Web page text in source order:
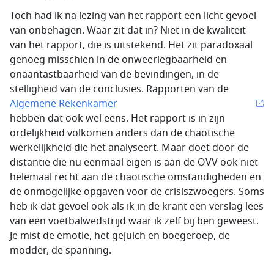
Toch had ik na lezing van het rapport een licht gevoel
van onbehagen. Waar zit dat in? Niet in de kwaliteit
van het rapport, die is uitstekend. Het zit paradoxaal
genoeg misschien in de onweerlegbaarheid en
onaantastbaarheid van de bevindingen, in de
stelligheid van de conclusies. Rapporten van de
Algemene Rekenkamer
hebben dat ook wel eens. Het rapport is in zijn
ordelijkheid volkomen anders dan de chaotische
werkelijkheid die het analyseert. Maar doet door de
distantie die nu eenmaal eigen is aan de OVV ook niet
helemaal recht aan de chaotische omstandigheden en
de onmogelijke opgaven voor de crisiszwoegers. Soms
heb ik dat gevoel ook als ik in de krant een verslag lees
van een voetbalwedstrijd waar ik zelf bij ben geweest.
Je mist de emotie, het gejuich en boegeroep, de
modder, de spanning.